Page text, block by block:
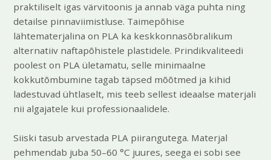
praktiliselt igas värvitoonis ja annab väga puhta ning
detailse pinnaviimistluse. Taimepõhise
lähtematerjalina on PLA ka keskkonnasõbralikum
alternatiiv naftapõhistele plastidele. Prindikvaliteedi
poolest on PLA ületamatu, selle minimaalne
kokkutõmbumine tagab täpsed mõõtmed ja kihid
ladestuvad ühtlaselt, mis teeb sellest ideaalse materjali
nii algajatele kui professionaalidele.
Siiski tasub arvestada PLA piirangutega. Materjal
pehmendab juba 50–60 °C juures, seega ei sobi see